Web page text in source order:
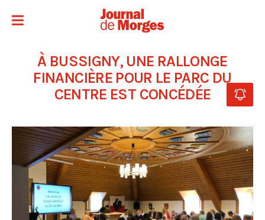
À BUSSIGNY, UNE RALLONGE
FINANCIÈRE POUR LE PARC DU
CENTRE EST CONCÉDÉE